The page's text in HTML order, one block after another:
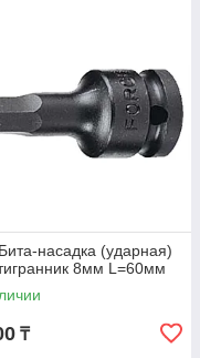
насадка (ударная)
8мм L=60мм
₸